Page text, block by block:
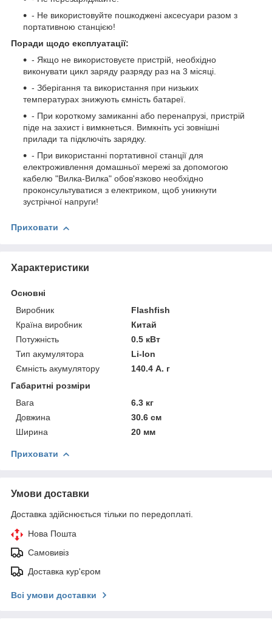
- Не використовуйте пошкоджені аксесуари разом з
портативною станцією!
Поради щодо експлуатації:
- Якщо не використовуєте пристрій, необхідно
виконувати цикл заряду разряду раз на 3 місяці.
- Зберігання та використання при низьких
температурах знижують ємність батареї.
- При короткому замиканні або перенапрузі, пристрій
піде на захист і вимкнеться. Вимкніть усі зовнішні
прилади та підключіть зарядку.
- При використанні портативної станції для
електроживлення домашньої мережі за допомогою
кабелю "Вилка-Вилка" обов'язково необхідно
проконсультуватися з електриком, щоб уникнути
зустрічної напруги!
Приховати
Характеристики
Основні
Виробник
Flashfish
Країна виробник
Китай
Потужність
0.5 кВт
Тип акумулятора
Li-Ion
Ємність акумулятору
140.4 А. г
Габаритні розміри
Вага
6.3 кг
Довжина
30.6 см
Ширина
20 мм
Приховати
Умови доставки
Доставка здійснюється тільки по передоплаті.
Нова Пошта
Самовивіз
Доставка кур'єром
Всі умови доставки